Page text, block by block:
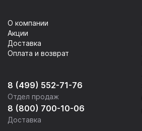
8 (499) 552-71-76
Отдел продаж
8 (800) 700-10-06
Доставка
О компании
Акции
Доставка
Оплата и возврат